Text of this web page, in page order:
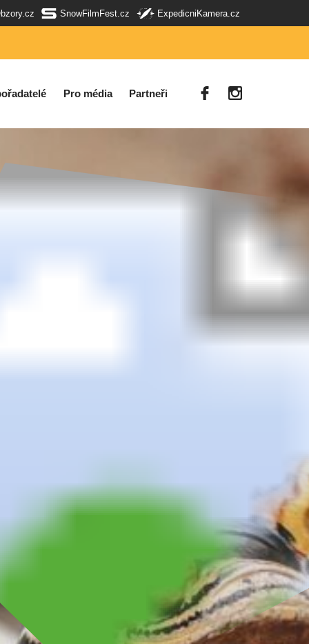
SnowFilmFest.cz ExpedicniKamera.cz
Pro média Partneři